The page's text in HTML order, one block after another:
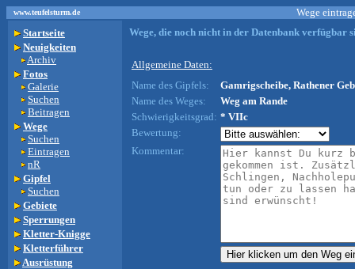
www.teufelsturm.de
Wege
Startseite
Neuigkeiten
Archiv
Fotos
Galerie
Suchen
Beitragen
Wege
Suchen
Eintragen
nR
Gipfel
Suchen
Gebiete
Sperrungen
Kletter-Knigge
Kletterführer
Ausrüstung
Wege, die noch nicht in der Datenbank verfügbar
Allgemeine Daten:
Name des Gipfels:
Gamrigscheibe, Rathener
Name des Weges:
Weg am Rande
Schwierigkeitsgrad: * VIIc
Bewertung:
Kommentar: